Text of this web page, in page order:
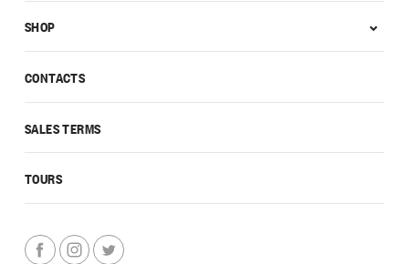
CONTACTS
SALES TERMS
TOURS
SHOP